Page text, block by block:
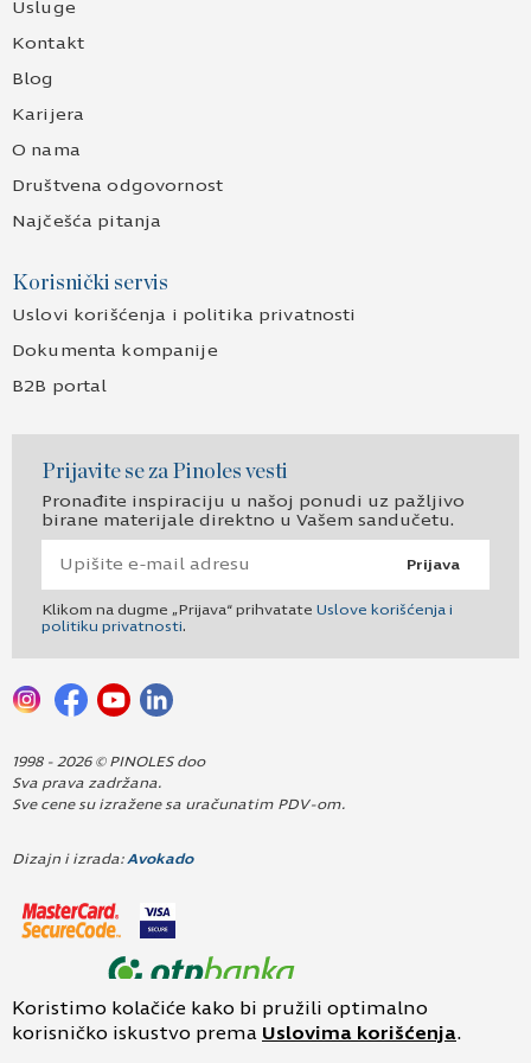
Usluge
Kontakt
Blog
Karijera
O nama
Društvena odgovornost
Najčešća pitanja
Korisnički servis
Uslovi korišćenja i politika privatnosti
Dokumenta kompanije
B2B portal
Prijavite se za Pinoles vesti
Pronađite inspiraciju u našoj ponudi uz pažljivo
birane materijale direktno u Vašem sandučetu.
Prijava
Klikom na dugme „Prijava“ prihvatate Uslove korišćenja i
politiku privatnosti.
1998 - 2026 © PINOLES doo
Sva prava zadržana.
Sve cene su izražene sa uračunatim PDV-om.
Dizajn i izrada: Avokado
Koristimo kolačiće kako bi pružili optimalno
korisničko iskustvo prema Uslovima korišćenja.